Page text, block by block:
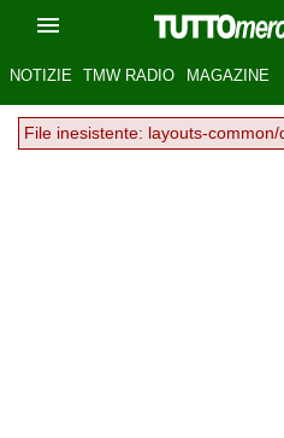
NOTIZIE TMW RADIO MAGAZINE
File inesistente: layouts-